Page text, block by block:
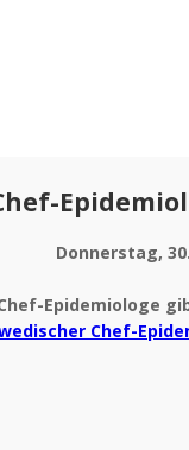
Donnerstag,
Chef-